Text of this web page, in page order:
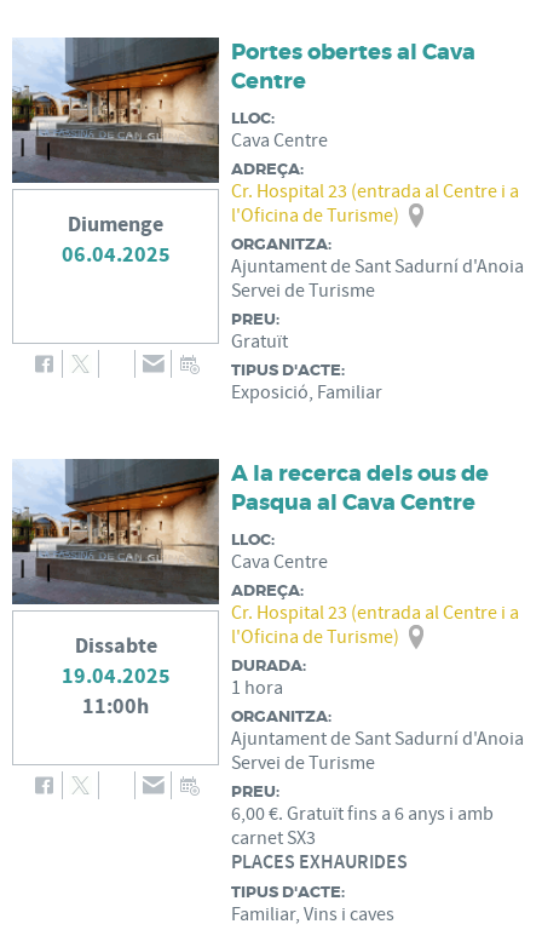
Diumenge
06.04.2025
Portes obertes al Cava
Centre
LLOC:
Cava Centre
ADREÇA:
Cr. Hospital 23 (entrada al Centre i a
l'Oficina de Turisme)
ORGANITZA:
Ajuntament de Sant Sadurní d'Anoia
Servei de Turisme
PREU:
Gratuït
TIPUS D'ACTE:
Exposició, Familiar
Dissabte
19.04.2025
11:00h
A la recerca dels ous de
Pasqua al Cava Centre
LLOC:
Cava Centre
ADREÇA:
Cr. Hospital 23 (entrada al Centre i a
l'Oficina de Turisme)
DURADA:
1 hora
ORGANITZA:
Ajuntament de Sant Sadurní d'Anoia
Servei de Turisme
PREU:
6,00 €. Gratuït fins a 6 anys i amb
carnet SX3
PLACES EXHAURIDES
TIPUS D'ACTE:
Familiar, Vins i caves